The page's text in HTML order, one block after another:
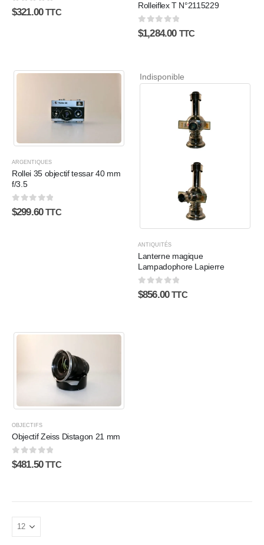
0sur 5
$321.00 TTC
Rolleiflex T N°2115229
0sur 5
$1,284.00 TTC
ARGENTIQUES
Rollei 35 objectif tessar 40 mm
f/3.5
0sur 5
$299.60 TTC
Indisponible
ANTIQUITÉS
Lanterne magique
Lampadophore Lapierre
0sur 5
$856.00 TTC
OBJECTIFS
Objectif Zeiss Distagon 21 mm
0sur 5
$481.50 TTC